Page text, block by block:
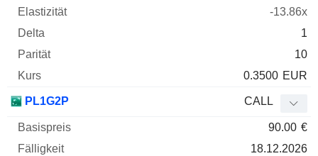
-13.86x
1
10
0.3500 EUR
PL1G2P CALL
90.00 €
18.12.2026